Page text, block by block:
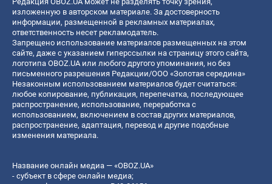
изложенную в авторском материале. За достоверность
информации, размещенной в рекламных материалах,
ответственность несет рекламодатель.
Запрещено использование материалов размещенных на этом
сайте, даже с указанием гиперссылки на страницу этого сайта,
логотипа OBOZ.UA или любого другого упоминания, но без
письменного разрешения Редакции/ООО «Золотая середина»
Незаконным использованием материалов будет считаться:
любое копирование, публикация, перепечатка, последующее
распространение, использование, переработка с
использованием, включением в состав других материалов,
распространение, адаптация, перевод и другие подобные
изменения материала.
Название онлайн медиа — «OBOZ.UA»
- субъект в сфере онлайн медиа;